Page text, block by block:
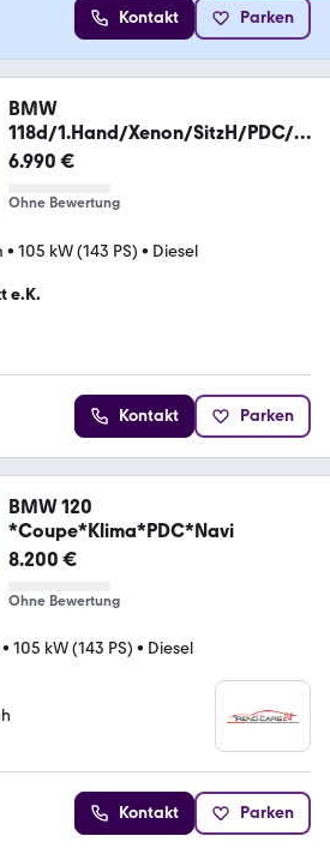
Kontakt Parken
BMW
118d/1.Hand/Xenon/SitzH/PDC/V
oll BMW Service/
6.990 €
Ohne Bewertung
• 105 kW (143 PS) • Diesel
e.K.
Kontakt Parken
BMW 120
*Coupe*Klima*PDC*Navi
8.200 €
Ohne Bewertung
• 105 kW (143 PS) • Diesel
Kontakt Parken